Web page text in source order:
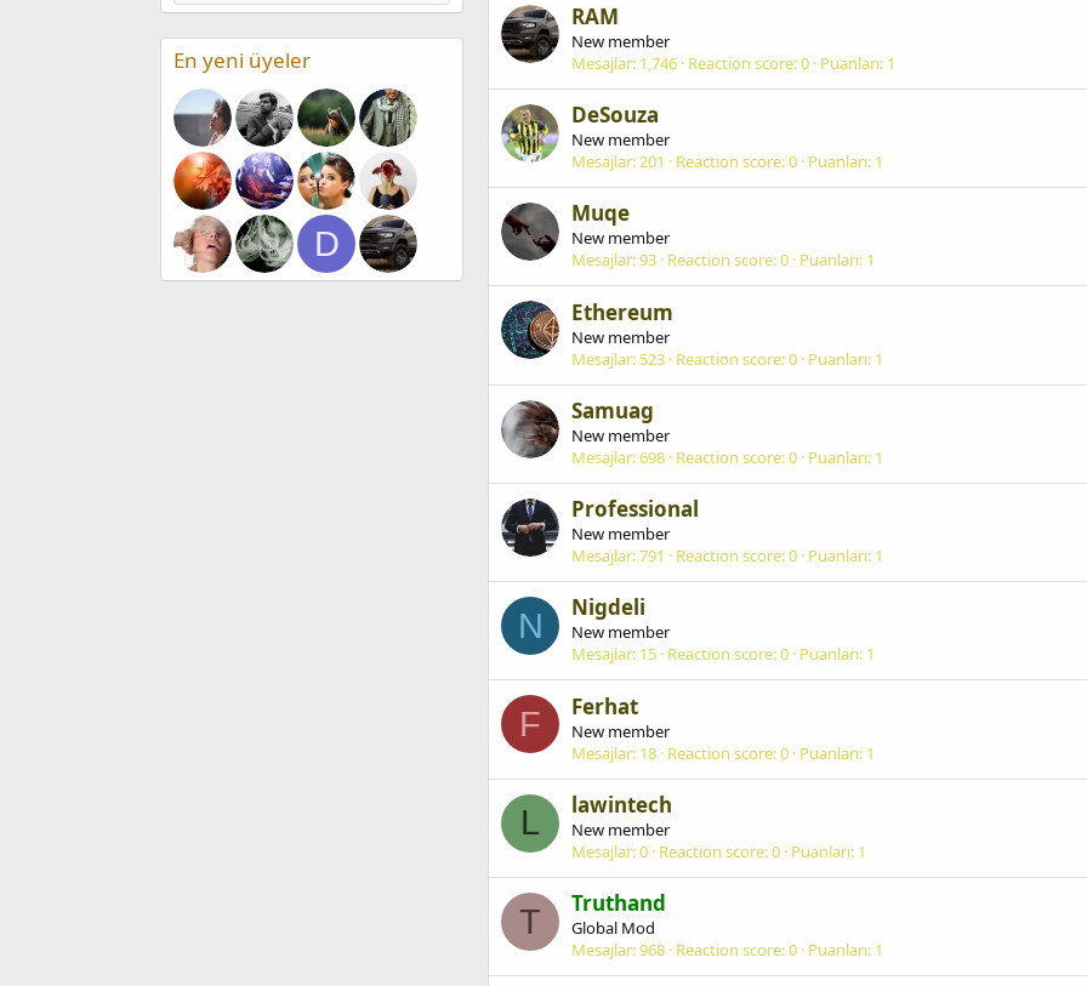
En yeni üyeler
D
RAM
New member
Mesajlar 1,746 Reaction score 0 Puanları 1
DeSouza
New member
Mesajlar 201 Reaction score 0 Puanları 1
Muqe
New member
Mesajlar 93 Reaction score 0 Puanları 1
Ethereum
New member
Mesajlar 523 Reaction score 0 Puanları 1
Samuag
New member
Mesajlar 698 Reaction score 0 Puanları 1
Professional
New member
Mesajlar 791 Reaction score 0 Puanları 1
N Nigdeli
New member
Mesajlar 15 Reaction score 0 Puanları 1
F Ferhat
New member
Mesajlar 18 Reaction score 0 Puanları 1
L lawintech
New member
Mesajlar 0 Reaction score 0 Puanları 1
T Truthand
Global Mod
Mesajlar 968 Reaction score 0 Puanları 1